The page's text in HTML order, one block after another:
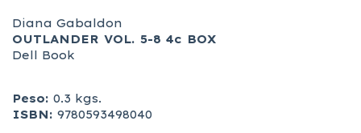
Diana Gabaldon
OUTLANDER VOL. 5-8 4c BOX
Dell Book
Peso: 0.3 kgs.
ISBN: 9780593498040